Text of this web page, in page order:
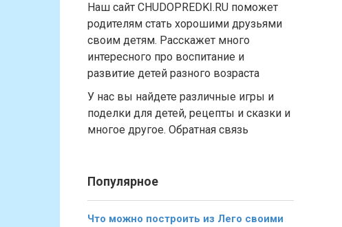
Наш сайт CHUDOPREDKI.RU поможет
родителям стать хорошими друзьями
своим детям. Расскажет много
интересного про воспитание и
развитие детей разного возраста
У нас вы найдете различные игры и
поделки для детей, рецепты и сказки и
многое другое. Обратная связь
Популярное
Что можно построить из Лего своими